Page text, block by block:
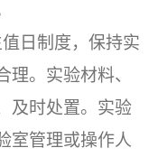
日制度，保持实
。实验材料、
及时处置。实验
室管理或操作人